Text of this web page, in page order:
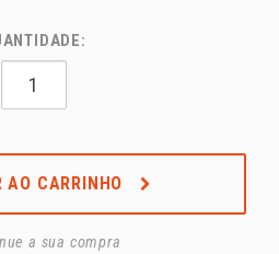
AO CARRINHO
a sua compra